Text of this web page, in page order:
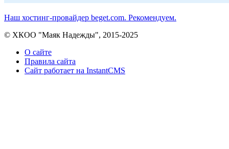
Наш хостинг-провайдер beget.com. Рекомендуем.
© ХКОО "Маяк Надежды", 2015-2025
О сайте
Правила сайта
Сайт работает на InstantCMS